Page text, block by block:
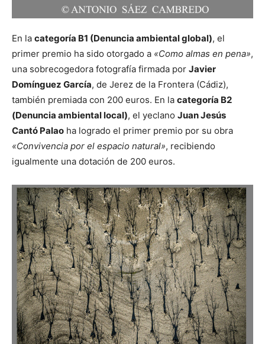
En la categoría B1 (Denuncia ambiental global), el
primer premio ha sido otorgado a «Como almas en pena»,
una sobrecogedora fotografía firmada por Javier
Domínguez García, de Jerez de la Frontera (Cádiz),
también premiada con 200 euros. En la categoría B2
(Denuncia ambiental local), el yeclano Juan Jesús
Cantó Palao ha logrado el primer premio por su obra
«Convivencia por el espacio natural», recibiendo
igualmente una dotación de 200 euros.